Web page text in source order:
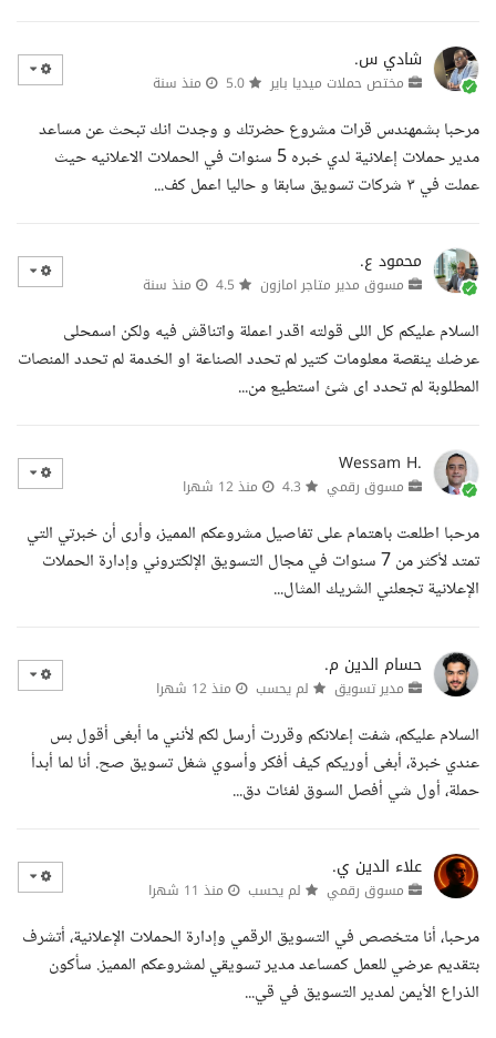
شادي س.
مختص حملات ميديا باير منذ سنة
مرحبا بشمهندس قرات مشروع حضرتك و وجدت انك تبحث عن مساعد
مدير حملات إعلانية لدي خبره 5 سنوات في الحملات الاعلانيه حيث
عملت في ٣ شركات تسويق سابقا و حاليا اعمل كف...
محمود ع.
مسوق مدير متاجر امازون منذ سنة
السلام عليكم كل اللى قولته اقدر اعملة واتناقش فيه ولكن اسمحلى
عرضك ينقصة معلومات كتير لم تحدد الصناعة او الخدمة لم تحدد المنصات
المطلوبة لم تحدد اى شئ استطيع من...
Wessam H.
مسوق رقمي منذ 12 شهرا
مرحبا اطلعت باهتمام على تفاصيل مشروعكم المميز، وأرى أن خبرتي التي
تمتد لأكثر من 7 سنوات في مجال التسويق الإلكتروني وإدارة الحملات
الإعلانية تجعلني الشريك المثال...
حسام الدين م.
مدير تسويق لم يحسب منذ 12 شهرا
السلام عليكم، شفت إعلانكم وقررت أرسل لكم لأنني ما أبغى أقول بس
عندي خبرة، أبغى أوريكم كيف أفكر وأسوي شغل تسويق صح. أنا لما أبدأ
حملة، أول شي أفصل السوق لفئات دق...
علاء الدين ي.
مسوق رقمي لم يحسب منذ 11 شهرا
مرحبا، أنا متخصص في التسويق الرقمي وإدارة الحملات الإعلانية، أتشرف
بتقديم عرضي للعمل كمساعد مدير تسويقي لمشروعكم المميز. سأكون
الذراع الأيمن لمدير التسويق في قي...